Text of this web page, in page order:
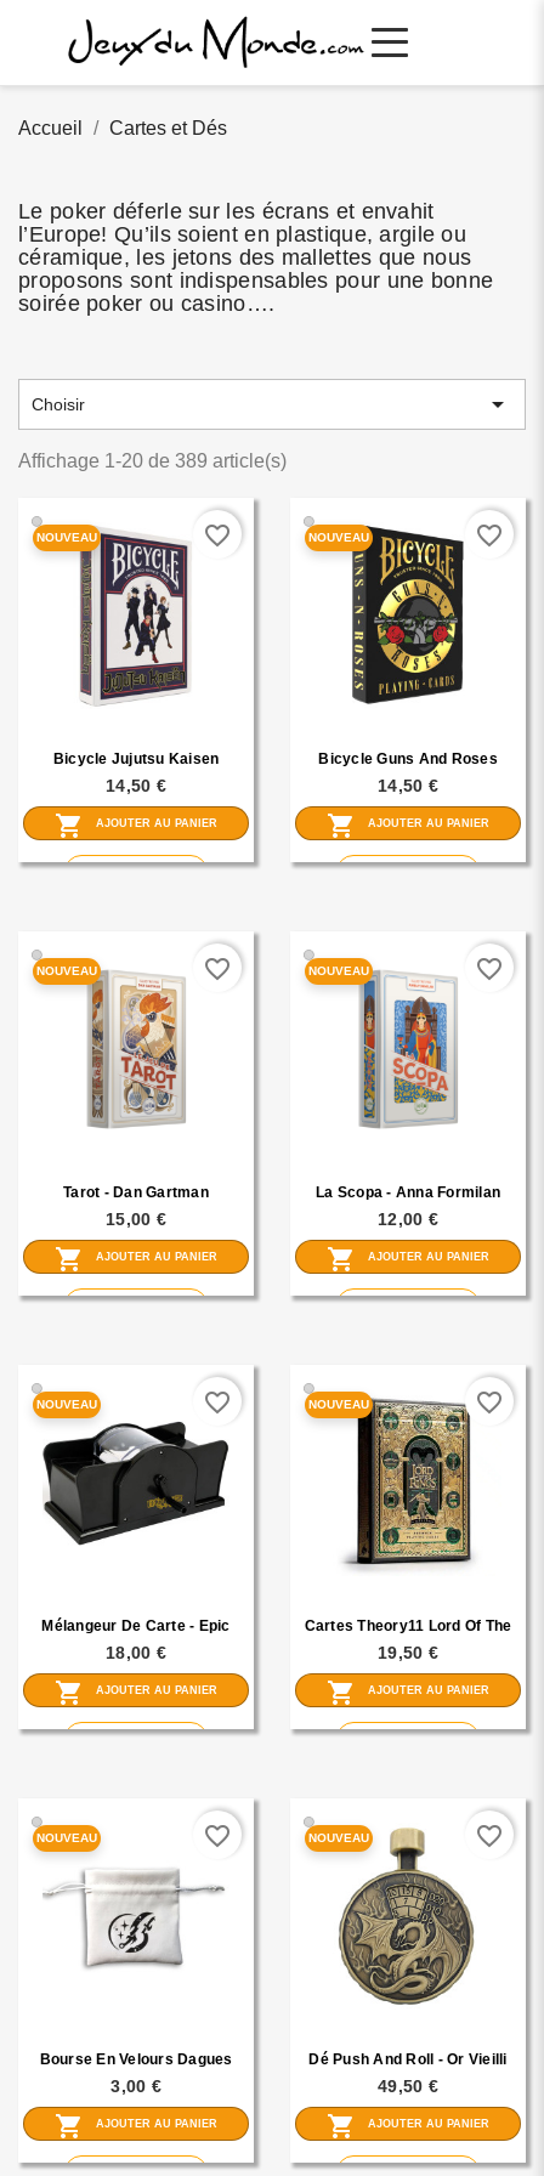
Accueil Cartes et Dés
Le poker déferle sur les écrans et envahit
l’Europe! Qu’ils soient en plastique, argile ou
céramique, les jetons des mallettes que nous
proposons sont indispensables pour une bonne
soirée poker ou casino….
Choisir 
Affichage 1-20 de 389 article(s)
Bicycle Jujutsu Kaisen
14,50 €
shopping_cart AJOUTER AU PANIER
visibility
NOUVEAU favorite_border
🟢
Bicycle Guns And Roses
14,50 €
shopping_cart AJOUTER AU PANIER
visibility
NOUVEAU favorite_border
🟢
Tarot - Dan Gartman
15,00 €
shopping_cart AJOUTER AU PANIER
visibility
NOUVEAU favorite_border
🟢
La Scopa - Anna Formilan
12,00 €
shopping_cart AJOUTER AU PANIER
visibility
NOUVEAU favorite_border
🟢
Mélangeur De Carte - Epic
Forge - Noir
18,00 €
shopping_cart AJOUTER AU PANIER
visibility
NOUVEAU favorite_border
🟢
Cartes Theory11 Lord Of The
Rings
19,50 €
shopping_cart AJOUTER AU PANIER
visibility
NOUVEAU favorite_border
🟢
Bourse En Velours Dagues
3,00 €
shopping_cart AJOUTER AU PANIER
NOUVEAU favorite_border
🟢
Dé Push And Roll - Or Vieilli
49,50 €
shopping_cart AJOUTER AU PANIER
NOUVEAU favorite_border
🟢